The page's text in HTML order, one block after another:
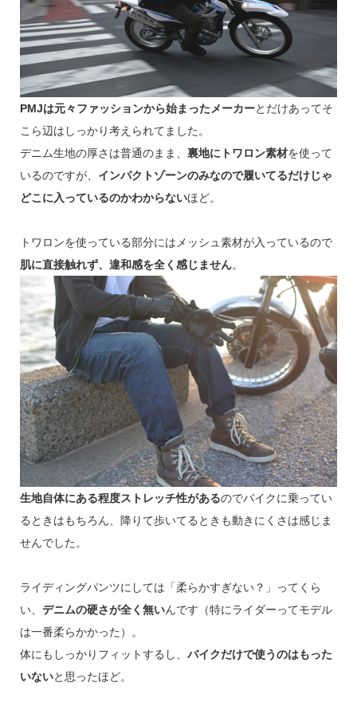
PMJは元々ファッションから始まったメーカーとだけあってそ
こら辺はしっかり考えられてました。
デニム生地の厚さは普通のまま、 裏地にトワロン素材を使って
いるのですが、 インパクトゾーンのみなので履いてるだけじゃ
どこに入っているのかわからないほど。
トワロンを使っている部分にはメッシュ素材が入っているので
肌に直接触れず、違和感を全く感じません。
生地自体にある程度ストレッチ性があるのでバイクに乗ってい
るときはもちろん、降りて歩いてるときも動きにくさは感じま
せんでした。
ライディングパンツにしては「柔らかすぎない？」ってくら
い、 デニムの硬さが全く無いんです（特にライダーってモデル
は一番柔らかかった）。
体にもしっかりフィットするし、 バイクだけで使うのはもった
いないと思ったほど。